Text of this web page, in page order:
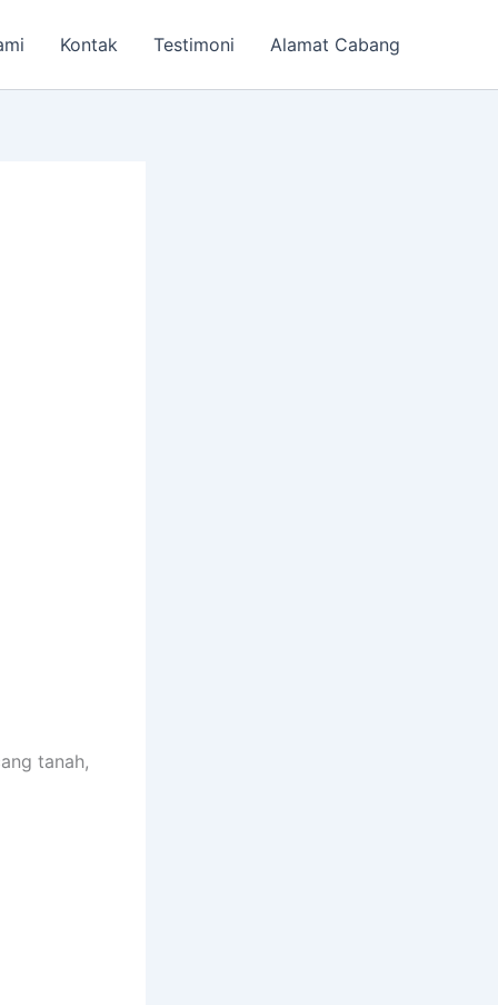
Kontak Testimoni Alamat Cabang
tanah,